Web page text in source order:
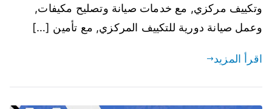
وتكييف مركزي, مع خدمات صيانة وتصليح مكيفات,
وعمل صيانة دورية للتكييف المركزي, مع تأمين […]
اقرأ المزيد